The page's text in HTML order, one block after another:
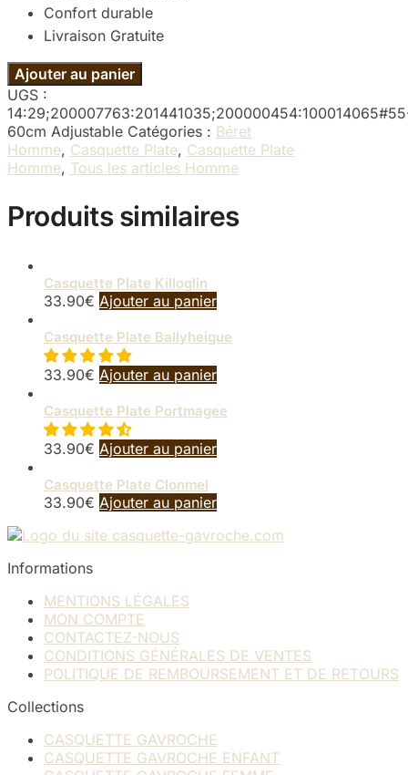
Confort durable
Livraison Gratuite
Ajouter au panier
UGS :
60cm Adjustable Catégories : Béret
Homme, Casquette Plate, Casquette Plate
Homme, Tous les articles Homme
Produits similaires
Casquette Plate Killoglin
33.90€ Ajouter au panier
Casquette Plate Ballyheigue
33.90€ Ajouter au panier
Casquette Plate Portmagee
33.90€ Ajouter au panier
Casquette Plate Clonmel
33.90€ Ajouter au panier
Informations
MENTIONS LÉGALES
MON COMPTE
CONTACTEZ-NOUS
CONDITIONS GÉNÉRALES DE VENTES
POLITIQUE DE REMBOURSEMENT ET DE RETOURS
Collections
CASQUETTE GAVROCHE
CASQUETTE GAVROCHE ENFANT